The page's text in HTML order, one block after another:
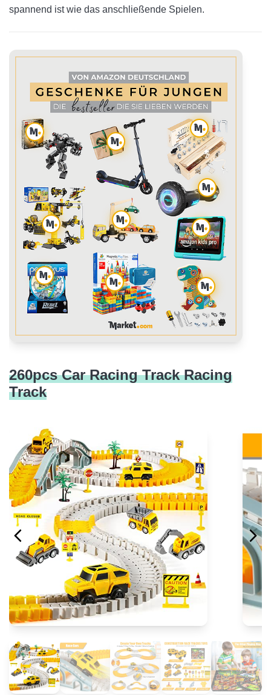
Busy Board Montessori Screw Board Dino Wooden Toy
Montessori Wooden Toy Educational Games Labyrinth
Nene Toys BEEFALL Large
Clementoni Galileo Robotics SlitherBot
Spin Master Games Perplexus
Popper Air Toy Guns with Movable Target
Instant Camera Children with 32GB Card & 3 Rolls of
Printing Paper
Magnetic Tiles 138 Pieces
Transformation Robot Spider RC Car
NERF Elite 2.0 Commander RD-6 Blaster
KIDWILL Solar Robot Set
LEGO 76277 Marvel War Machine
HOMETTER Construction 6-in-1 Engineering Toy
BEST SPORTING Lion Skateboard
MEGA MOTION Hoverboards for Kids
Caroma E Scooter Children
Amazon Fire HD 8 Kids Pro tablet (newest gen)
Amazon Kindle Kids (16 GB)
Air Jordan 1 MID SE (GS)
VR Glasses Maths Learning
Häufig gestellte Fragen
spannend ist wie das anschließende Spielen.
260pcs Car Racing Track Racing
Track